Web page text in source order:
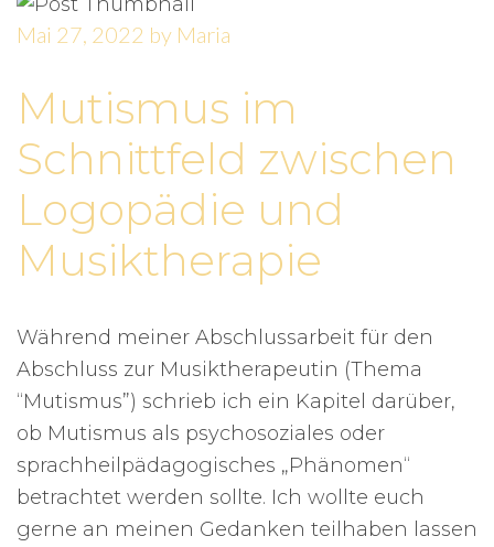
Mai 27, 2022 by Maria
Mutismus im
Schnittfeld zwischen
Logopädie und
Musiktherapie
Während meiner Abschlussarbeit für den
Abschluss zur Musiktherapeutin (Thema
“Mutismus”) schrieb ich ein Kapitel darüber,
ob Mutismus als psychosoziales oder
sprachheilpädagogisches „Phänomen“
betrachtet werden sollte. Ich wollte euch
gerne an meinen Gedanken teilhaben lassen